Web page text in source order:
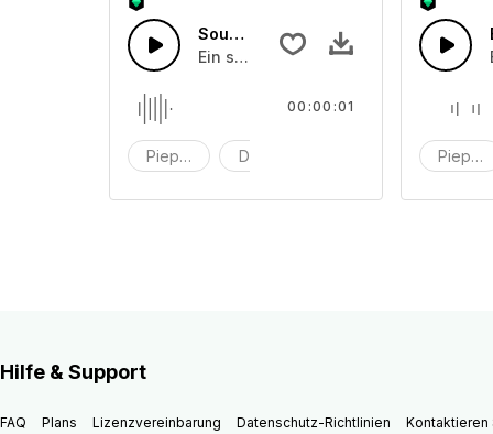
Soundboard Piepton
Ein schneller Piepton, erstellt mit
Piepton Digital
00:00:01
Piepton
Hilfe & Support
FAQ Plans Lizenzvereinbarung Datenschutz-Richtlinien Kontaktieren